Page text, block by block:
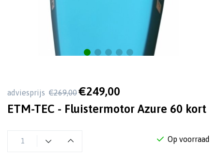
adviesprijs €269,00 €249,00
ETM-TEC - Fluistermotor Azure 60 kort
Op voorraad